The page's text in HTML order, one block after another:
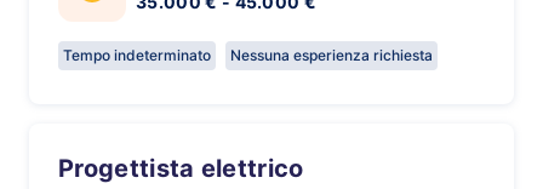
Tempo indeterminato Nessuna esperienza richiesta
Progettista elettrico